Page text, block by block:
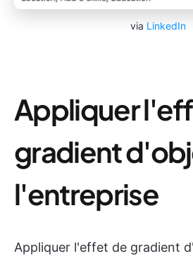
via LinkedIn
Appliquer
gradient
l'entreprise
Appliquer l'effet de gradient